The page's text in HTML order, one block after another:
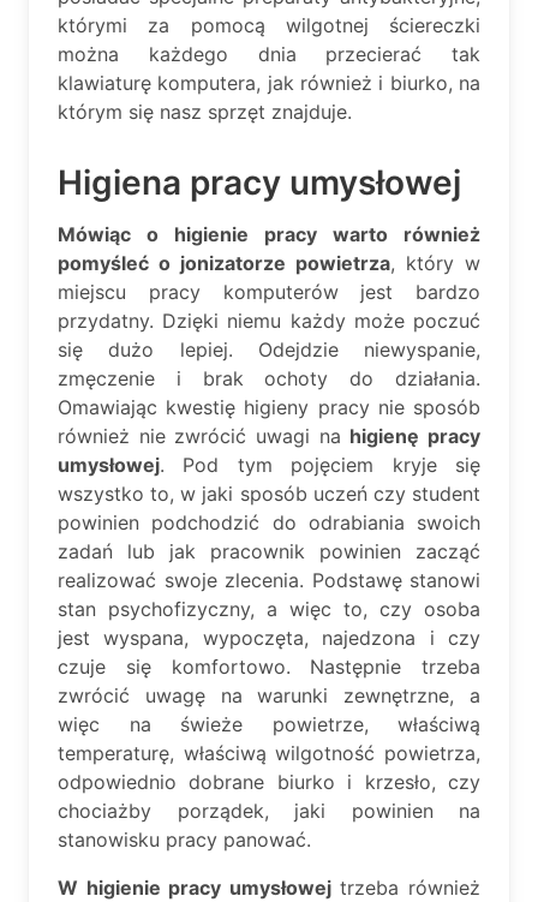
którymi za pomocą wilgotnej ściereczki
można każdego dnia przecierać tak
klawiaturę komputera, jak również i biurko, na
którym się nasz sprzęt znajduje.
Higiena pracy umysłowej
Mówiąc o higienie pracy warto również
pomyśleć o jonizatorze powietrza, który w
miejscu pracy komputerów jest bardzo
przydatny. Dzięki niemu każdy może poczuć
się dużo lepiej. Odejdzie niewyspanie,
zmęczenie i brak ochoty do działania.
Omawiając kwestię higieny pracy nie sposób
również nie zwrócić uwagi na higienę pracy
umysłowej. Pod tym pojęciem kryje się
wszystko to, w jaki sposób uczeń czy student
powinien podchodzić do odrabiania swoich
zadań lub jak pracownik powinien zacząć
realizować swoje zlecenia. Podstawę stanowi
stan psychofizyczny, a więc to, czy osoba
jest wyspana, wypoczęta, najedzona i czy
czuje się komfortowo. Następnie trzeba
zwrócić uwagę na warunki zewnętrzne, a
więc na świeże powietrze, właściwą
temperaturę, właściwą wilgotność powietrza,
odpowiednio dobrane biurko i krzesło, czy
chociażby porządek, jaki powinien na
stanowisku pracy panować.
W higienie pracy umysłowejtrzeba również